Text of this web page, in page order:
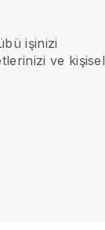
işinizi
ve kişisel